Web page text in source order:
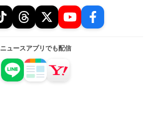
ニュースアプリでも配信